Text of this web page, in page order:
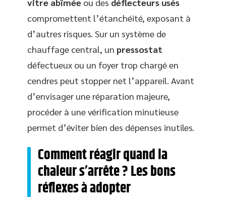
compromettent l’étanchéité, exposant à
d’autres risques. Sur un système de
chauffage central, un pressostat
défectueux ou un foyer trop chargé en
cendres peut stopper net l’appareil. Avant
d’envisager une réparation majeure,
procéder à une vérification minutieuse
permet d’éviter bien des dépenses inutiles.
Comment réagir quand la
chaleur s’arrête ? Les bons
réflexes à adopter